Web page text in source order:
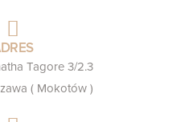
Tagore 3/2.3
( Mokotów )